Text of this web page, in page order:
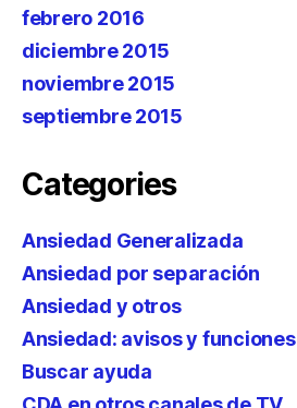
febrero 2016
diciembre 2015
noviembre 2015
septiembre 2015
Categories
Ansiedad Generalizada
Ansiedad por separación
Ansiedad y otros
Ansiedad: avisos y funciones
Buscar ayuda